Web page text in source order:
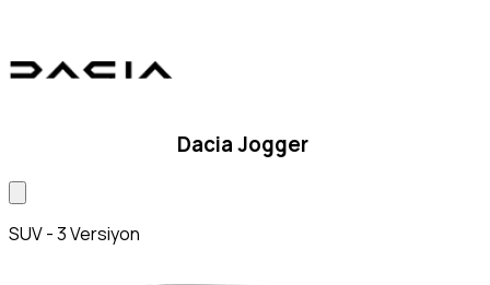
Dacia Jogger
SUV - 3 Versiyon